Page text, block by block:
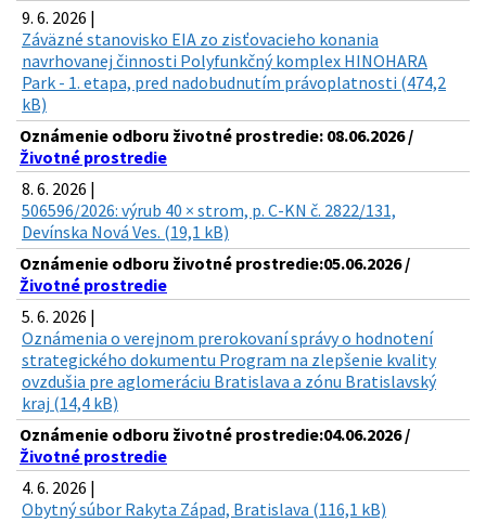
9. 6. 2026 |
Záväzné stanovisko EIA zo zisťovacieho konania
navrhovanej činnosti Polyfunkčný komplex HINOHARA
Park - 1. etapa, pred nadobudnutím právoplatnosti (474,2
kB)
Oznámenie odboru životné prostredie: 08.06.2026 /
Životné prostredie
8. 6. 2026 |
506596/2026: výrub 40 × strom, p. C-KN č. 2822/131,
Devínska Nová Ves. (19,1 kB)
Oznámenie odboru životné prostredie:05.06.2026 /
Životné prostredie
5. 6. 2026 |
Oznámenia o verejnom prerokovaní správy o hodnotení
strategického dokumentu Program na zlepšenie kvality
ovzdušia pre aglomeráciu Bratislava a zónu Bratislavský
kraj (14,4 kB)
Oznámenie odboru životné prostredie:04.06.2026 /
Životné prostredie
4. 6. 2026 |
Obytný súbor Rakyta Západ, Bratislava (116,1 kB)